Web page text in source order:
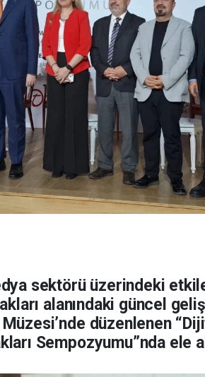
sektörü üzerindeki
alanındaki güncel
düzenlenen
Sempozyumu”nda ele